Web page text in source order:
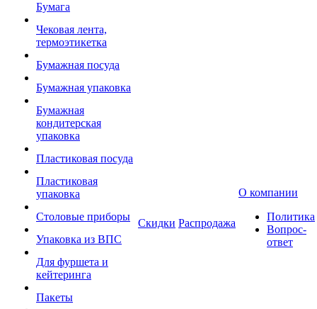
Бумага
Чековая лента,
термоэтикетка
Бумажная посуда
Бумажная упаковка
Бумажная
кондитерская
упаковка
Пластиковая посуда
Пластиковая
упаковка
Столовые приборы
Упаковка из ВПС
Для фуршета и
кейтеринга
Пакеты
Скидки Распродажа
О компании
Политика
Вопрос-
ответ